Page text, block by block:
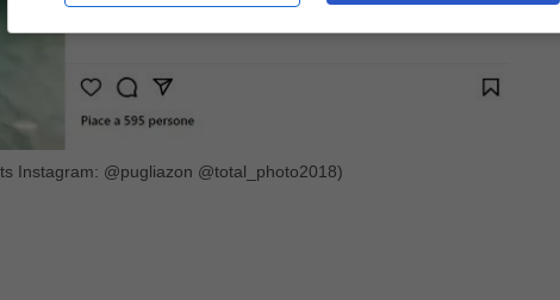
Instagram: @pugliazon @total_photo2018)